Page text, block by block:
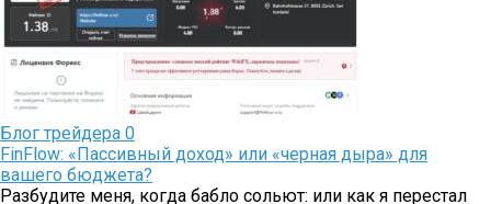
Блог трейдера 0
FinFlow: «Пассивный доход» или «черная дыра» для
вашего бюджета?
Разбудите меня, когда бабло сольют: или как я перестал